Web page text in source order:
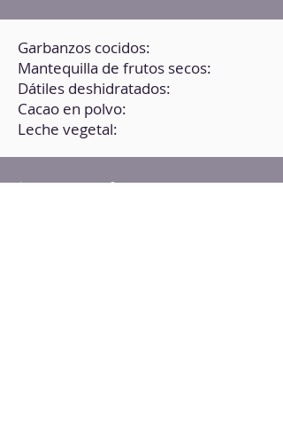
Garbanzos cocidos:
Mantequilla de frutos secos:
Dátiles deshidratados:
Cacao en polvo:
Leche vegetal:
Instrucciones